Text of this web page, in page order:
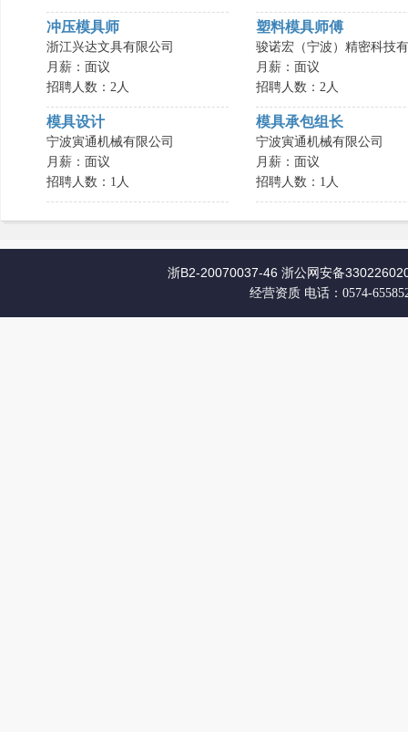
冲压模具师
浙江兴达文具有限公司
月薪：面议
招聘人数：2人
塑料模具师傅
骏诺宏（宁波）精密科技
月薪：面议
招聘人数：2人
模具设计
宁波寅通机械有限公司
月薪：面议
招聘人数：1人
模具承包组长
宁波寅通机械有限公司
月薪：面议
招聘人数：1人
浙B2-20070037-46 浙公网安备
经营资质 电话：0574-